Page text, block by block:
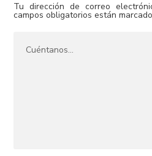
Tu dirección de correo
campos obligatorios están